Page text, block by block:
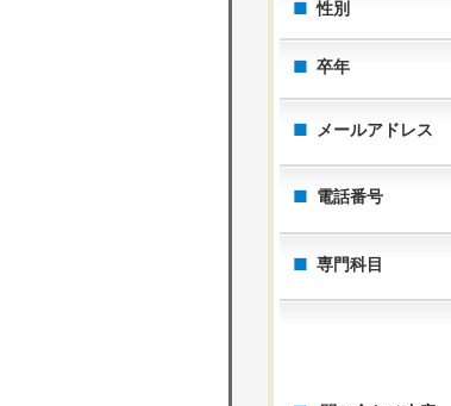
性別
卒年
メールアドレス
電話番号
専門科目